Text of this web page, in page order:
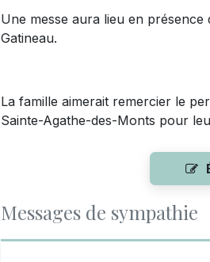
Une messe aura lieu en
Gatineau.
La famille aimerait remercier le
Sainte-Agathe-des-Monts pour
Messages de sympathie